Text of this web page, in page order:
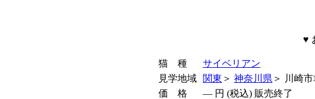
♥
猫 種 サイベリアン
見学地域
関東 ＞ 神奈川県 ＞ 川崎
価 格
― 円 (税込) 販売終了